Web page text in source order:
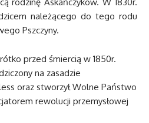
należącego do tego rodu
Pszczyny.
przed śmiercią w 1850r.
na zasadzie
oraz stworzył Wolne Państwo
rewolucji przemysłowej